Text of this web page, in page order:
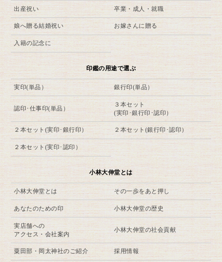
出産祝い 卒業・成人・就職
娘へ贈る結婚祝い お嫁さんに贈る
入籍の記念に
印鑑の用途で選ぶ
実印(単品） 銀行印(単品）
認印･仕事印(単品）
３本セット
(実印･銀行印･認印）
２本セット(実印･銀行印） ２本セット(銀行印･認印）
２本セット(実印･認印）
小林大伸堂とは
小林大伸堂とは その一歩をあと押し
あなたのための印 小林大伸堂の歴史
実店舗への
アクセス・会社案内
小林大伸堂の社会貢献
粟田部・岡太神社のご紹介 採用情報